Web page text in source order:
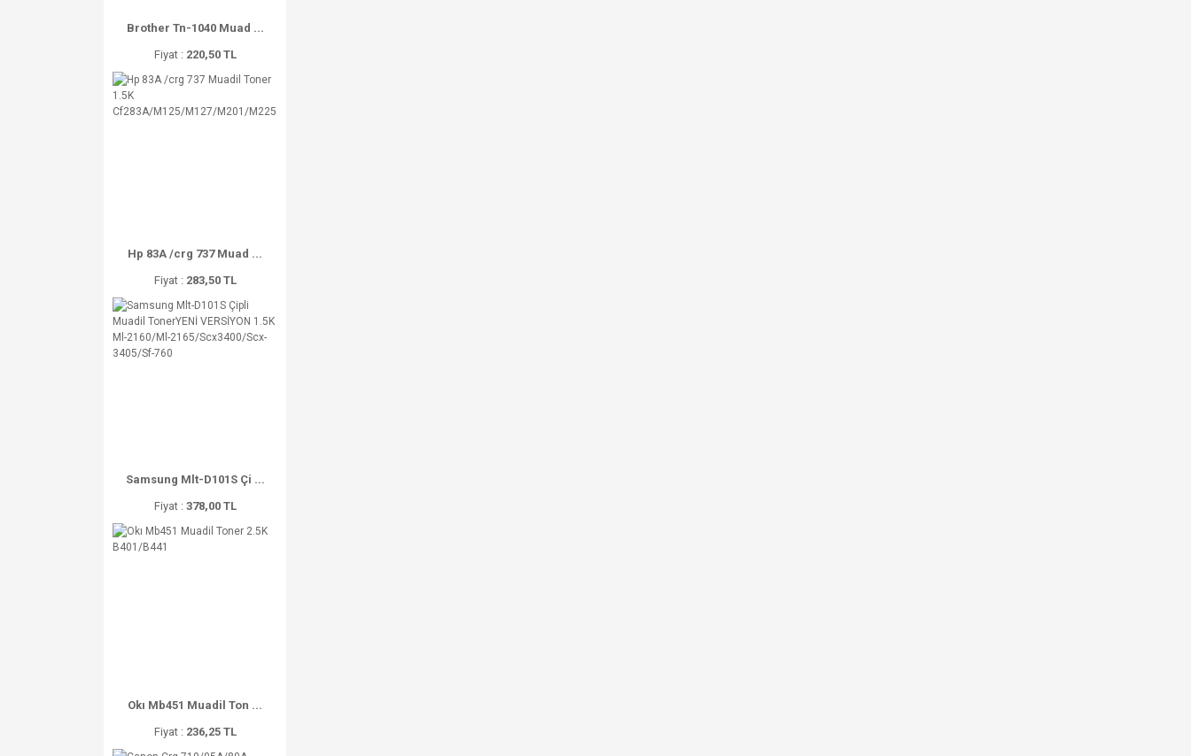
Brother Tn-1040 Muad ...
Fiyat : 220,50 TL
Hp 83A /crg 737 Muad ...
Fiyat : 283,50 TL
Samsung Mlt-D101S Çi ...
Fiyat : 378,00 TL
Okı Mb451 Muadil Ton ...
Fiyat : 236,25 TL